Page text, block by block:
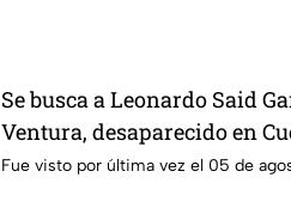
Se busca a Leonardo Said
Ventura, desaparecido en
Fue visto por última vez el 05 de